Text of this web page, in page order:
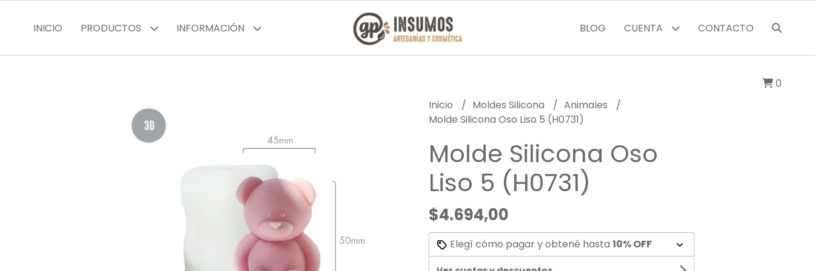
INICIO PRODUCTOS INFORMACIÓN BLOG CUENTA CONTACTO
0
Inicio
Moldes Silicona
Animales
Molde Silicona Oso Liso 5 (H0731)
Molde Silicona Oso
Liso 5 (H0731)
$4.694,00
Elegí cómo pagar y obtené hasta 10% OFF